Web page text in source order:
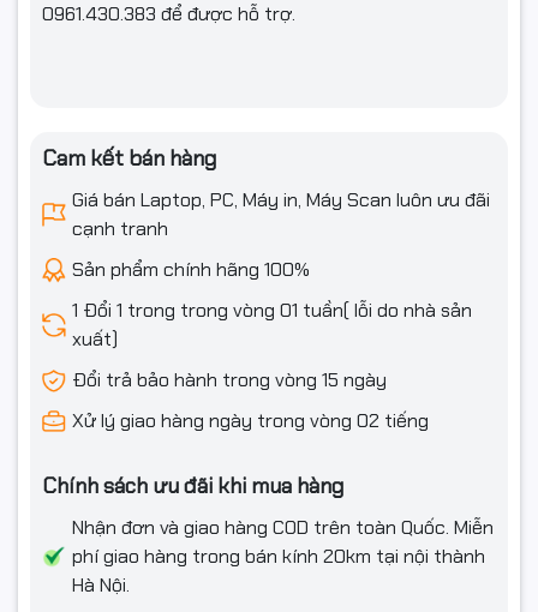
0961.430.383 để được hỗ trợ.
Cam kết bán hàng
Giá bán Laptop, PC, Máy in, Máy Scan luôn ưu đãi
cạnh tranh
Sản phẩm chính hãng 100%
1 Đổi 1 trong trong vòng 01 tuần( lỗi do nhà sản
xuất)
Đổi trả bảo hành trong vòng 15 ngày
Xử lý giao hàng ngày trong vòng 02 tiếng
Chính sách ưu đãi khi mua hàng
Nhận đơn và giao hàng COD trên toàn Quốc. Miễn
phí giao hàng trong bán kính 20km tại nội thành
Hà Nội.